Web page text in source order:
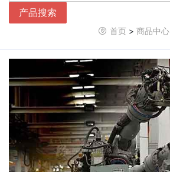
产品搜索
首页 > 商品中心